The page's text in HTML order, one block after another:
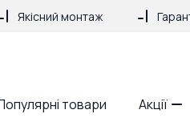
Якісний монтаж
товари Акції